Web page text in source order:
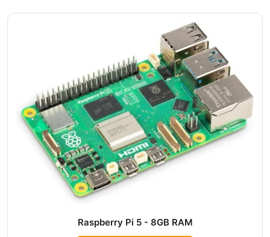
Raspberry Pi 5 - 8GB RAM